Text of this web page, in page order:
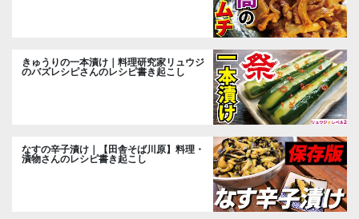
きゅうりの一本漬け｜料理研究家リュウジ
のバズレシピさんのレシピ書き起こし
なすの辛子漬け｜【田舎そば川原】料理・
漬物さんのレシピ書き起こし